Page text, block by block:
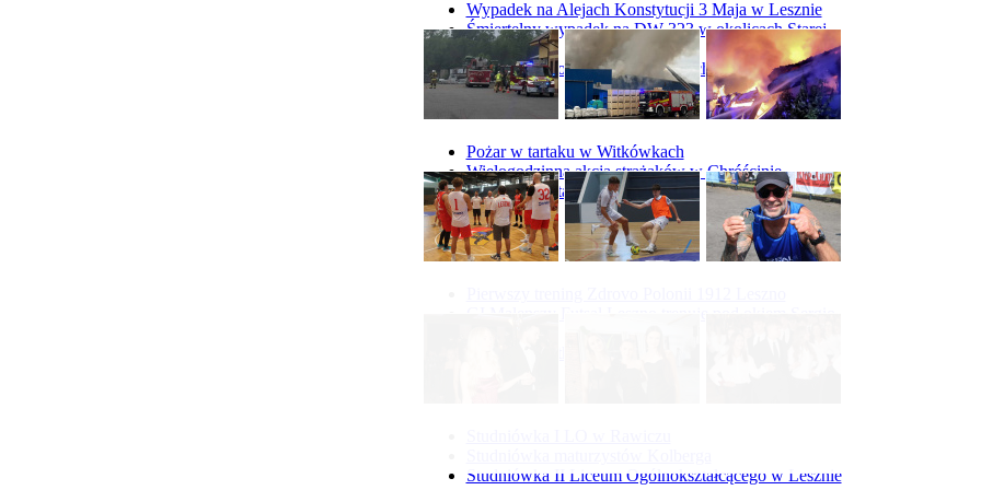
Wypadek na Alejach Konstytucji 3 Maja w Lesznie
Śmiertelny wypadek na DW 323 w okolicach Starej
Góry
Wypadek na obwodnicy Święciechowy
Pożar w tartaku w Witkówkach
Wielogodzinna akcja strażaków w Chróścinie
Pożar hali tartaku w Racocie
Studniówka II Liceum Ogólnokształcącego w Lesznie